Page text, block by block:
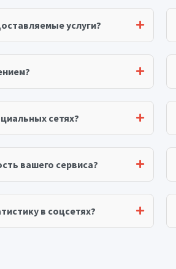
услуги?
сетях?
вашего сервиса?
в соцсетях?